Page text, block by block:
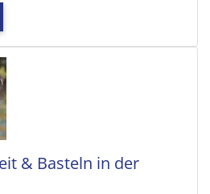
& Basteln in der